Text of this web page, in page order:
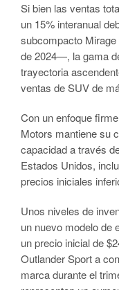
Si bien las ventas
un 15% interanual
subcompacto
de 2024—, la gama
trayectoria
ventas de SUV de
Con un enfoque
Motors mantiene su
capacidad a través
Estados Unidos,
precios iniciales
Unos niveles de
un nuevo modelo de
un precio inicial de
Outlander Sport a
marca durante el